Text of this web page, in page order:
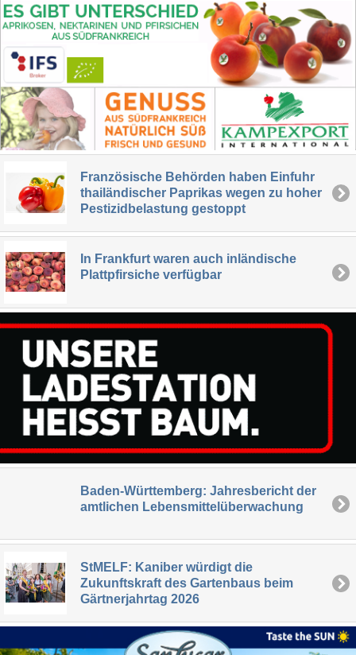
Französische Behörden haben Einfuhr
thailändischer Paprikas wegen zu hoher
Pestizidbelastung gestoppt
In Frankfurt waren auch inländische
Plattpfirsiche verfügbar
Baden-Württemberg: Jahresbericht der
amtlichen Lebensmittelüberwachung
StMELF: Kaniber würdigt die
Zukunftskraft des Gartenbaus beim
Gärtnerjahrtag 2026